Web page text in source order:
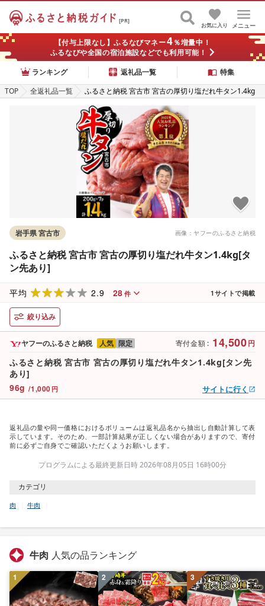
[PR]
メニュー
お気に入り
【付与上限なし】ふるなびマネー4％増量中！
ふるなびや全国の宿泊施設などでも利用可能！
ランキング
返礼品一覧
特集
TOP
全返礼品一覧
ふるさと納税 宮古市 宮古の厚切り塩だれ牛タン1.4kg
[タン先あり]
画像：ヤフーのふるさと納税
岩手県 宮古市
ふるさと納税 宮古市 宮古の厚切り塩だれ牛タン1.4kg[タ
ン先あり]
平均 2.9 28 件 1サイトで掲載
絞り込み
寄付金額 : 14,500円
96g /1,000 円
ヤフーのふるさと納税
ふるさと納税 宮古市 宮古の厚切り塩だれ牛タン1.4kg[タン先
あり]
人気 限定
サイトに行く
返礼品の量や同一価格におけるボリュームは返礼品名から抽出し自動計算して表
示しています。そのため、一部計算結果が正しくない場合がありますので、寄付
前に必ずご自身でご確認いただくようお願いします。
プログラムによる最終更新日時 2026年08月05日 16時00分
カテゴリ
肉 牛肉
牛肉 人気の品ランキング
1 2 3